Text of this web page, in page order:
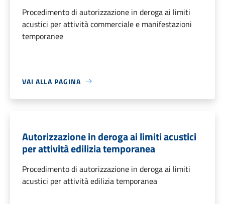
Procedimento di autorizzazione in deroga ai limiti
acustici per attività commerciale e manifestazioni
temporanee
VAI ALLA PAGINA
Autorizzazione in deroga ai limiti acustici
per attività edilizia temporanea
Procedimento di autorizzazione in deroga ai limiti
acustici per attività edilizia temporanea